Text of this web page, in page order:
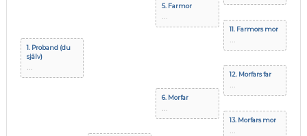
1. Proband (du
själv)
5. Farmor
...
6. Morfar
11. Farmors mor
12. Morfars far
...
13. Morfars mor
...